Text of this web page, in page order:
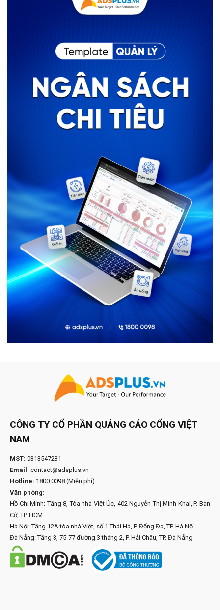
CÔNG TY CỔ PHẦN QUẢNG CÁO CỔNG VIỆT
NAM
MST: 0313547231
Email: contact@adsplus.vn
Hotline: 1800.0098 (Miễn phí)
Văn phòng:
Hồ Chí Minh: Tầng 8, Tòa nhà Việt Úc, 402 Nguyễn Thị Minh Khai, P. Bàn
Cờ, TP. HCM
Hà Nội: Tầng 12A tòa nhà Việt, số 1 Thái Hà, P. Đống Đa, TP. Hà Nội
Đà Nẵng: Tầng 3, 75-77 đường 3 tháng 2, P. Hải Châu, TP. Đà Nẵng